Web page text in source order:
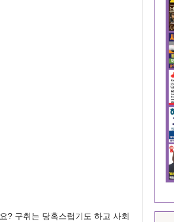
? 구취는 당혹스럽기도 하고 사회